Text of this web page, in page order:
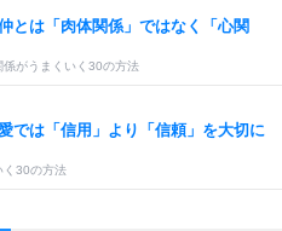
とは「肉体関係」ではなく「心関
係がうまくいく30の方法
では「信用」より「信頼」を大切に
く30の方法